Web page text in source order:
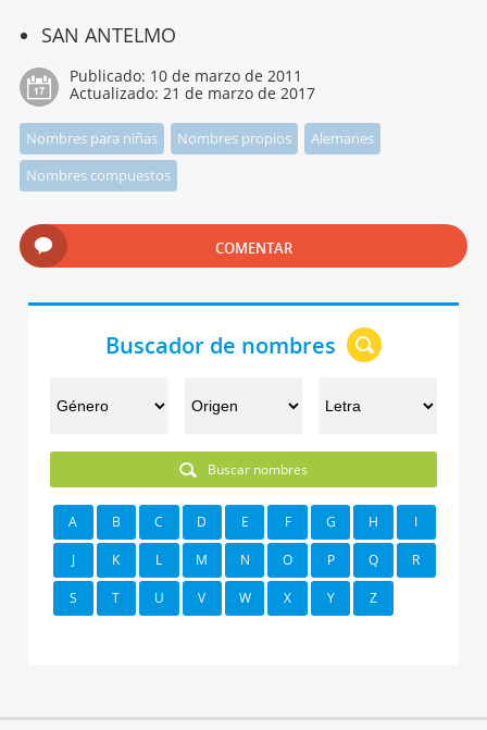
SAN ANTELMO
Publicado: 10 de marzo de 2011
Actualizado: 21 de marzo de 2017
Nombres para niñas Nombres propios
Alemanes
Nombres compuestos
COMENTAR
Buscador de nombres
Buscar nombres
A B C D E F G H I
J K L M N O P Q R
S T U V W X Y Z